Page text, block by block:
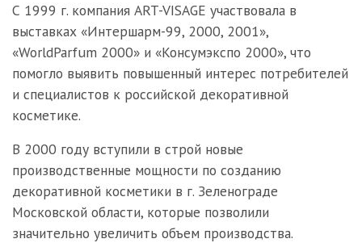
С 1999 г. компания ART-VISAGE участвовала в
выставках «Интершарм-99, 2000, 2001»,
«WorldParfum 2000» и «Консумэкспо 2000», что
помогло выявить повышенный интерес потребителей
и специалистов к российской декоративной
косметике.
В 2000 году вступили в строй новые
производственные мощности по созданию
декоративной косметики в г. Зеленограде
Московской области, которые позволили
значительно увеличить объем производства.